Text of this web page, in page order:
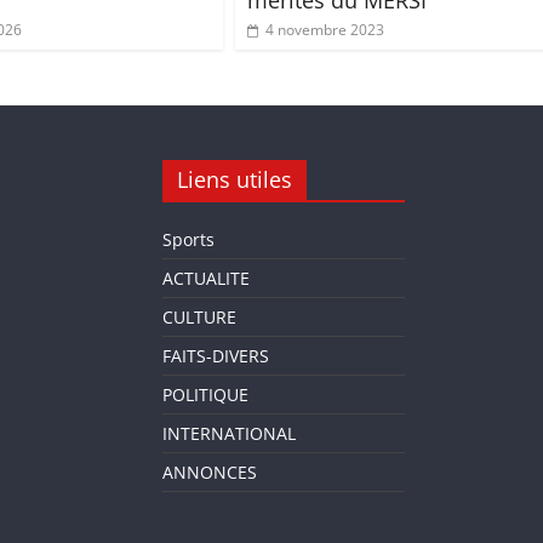
4 novembre 2023
Liens utiles
Sports
ACTUALITE
CULTURE
FAITS-DIVERS
POLITIQUE
INTERNATIONAL
ANNONCES